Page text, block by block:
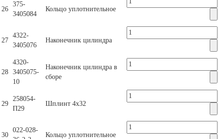
26
375-
3405084
Кольцо уплотнительное
27
4322-
3405076
Наконечник цилиндра
28
4320-
3405075-
10
Наконечник цилиндра в
сборе
29
258054-
П29
Шплинт 4х32
30
022-028-
Кольцо уплотнительное